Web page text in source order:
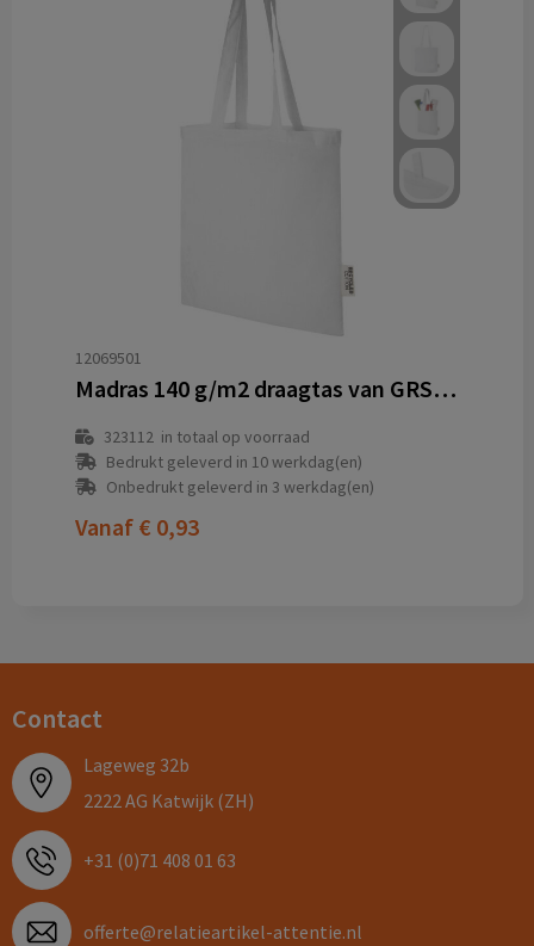
12069501
Madras 140 g/m2 draagtas van GRS gerecycled katoen 7 l
323112in totaal op voorraad
Bedrukt geleverd in 10 werkdag(en)
Onbedrukt geleverd in 3 werkdag(en)
Vanaf € 0,93
Contact
Lageweg 32b
2222 AG Katwijk (ZH)
+31 (0)71 408 01 63
offerte@relatieartikel-attentie.nl